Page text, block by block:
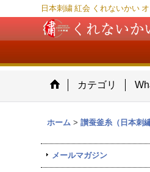
日本刺繍 紅会 くれないかい
カテゴリ
ホーム > 讃蚕釜糸（日本刺繡
メールマガジン